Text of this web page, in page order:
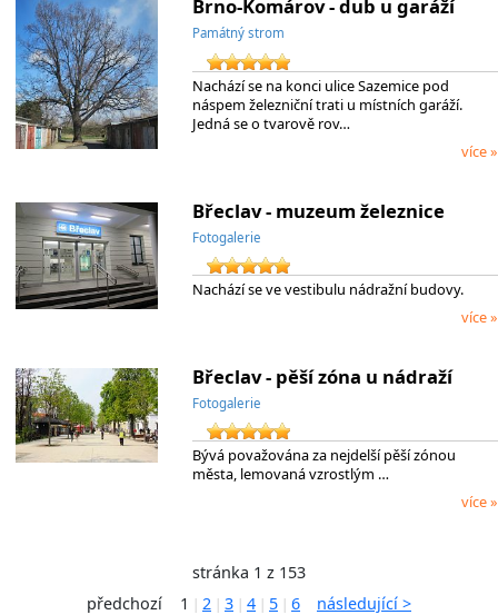
Brno-Komárov - dub u garáží
Památný strom
Nachází se na konci ulice Sazemice pod
náspem železniční trati u místních garáží.
Jedná se o tvarově rov…
více »
Břeclav - muzeum železnice
Fotogalerie
Nachází se ve vestibulu nádražní budovy.
více »
Břeclav - pěší zóna u nádraží
Fotogalerie
Bývá považována za nejdelší pěší zónou
města, lemovaná vzrostlým …
více »
stránka 1 z 153
předchozí
1 2 3 4 5 6 následující >